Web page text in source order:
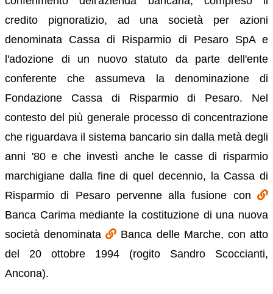
credito pignoratizio, ad una società per azioni
denominata Cassa di Risparmio di Pesaro SpA e
l'adozione di un nuovo statuto da parte dell'ente
conferente che assumeva la denominazione di
Fondazione Cassa di Risparmio di Pesaro. Nel
contesto del più generale processo di concentrazione
che riguardava il sistema bancario sin dalla metà degli
anni '80 e che investì anche le casse di risparmio
marchigiane dalla fine di quel decennio, la Cassa di
Risparmio di Pesaro pervenne alla fusione con
Banca Carima mediante la costituzione di una nuova
società denominata
Banca delle Marche, con atto
del 20 ottobre 1994 (rogito Sandro Scoccianti,
Ancona).